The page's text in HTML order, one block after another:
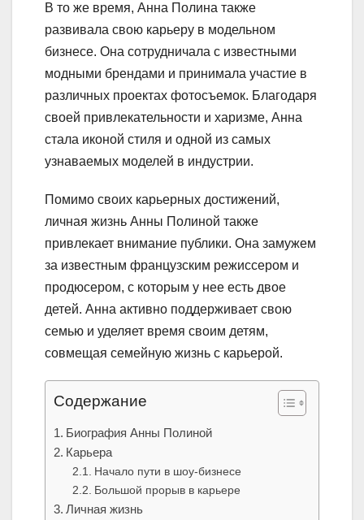
В то же время, Анна Полина также
развивала свою карьеру в модельном
бизнесе. Она сотрудничала с известными
модными брендами и принимала участие в
различных проектах фотосъемок. Благодаря
своей привлекательности и харизме, Анна
стала иконой стиля и одной из самых
узнаваемых моделей в индустрии.
Помимо своих карьерных достижений,
личная жизнь Анны Полиной также
привлекает внимание публики. Она замужем
за известным французским режиссером и
продюсером, с которым у нее есть двое
детей. Анна активно поддерживает свою
семью и уделяет время своим детям,
совмещая семейную жизнь с карьерой.
Содержание
Биография Анны Полиной
Карьера
Начало пути в шоу-бизнесе
Большой прорыв в карьере
Личная жизнь